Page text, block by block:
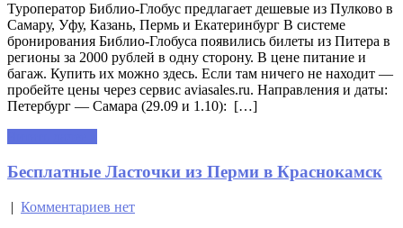
Туроператор Библио-Глобус предлагает дешевые из Пулково в
Самару, Уфу, Казань, Пермь и Екатеринбург В системе
бронирования Библио-Глобуса появились билеты из Питера в
регионы за 2000 рублей в одну сторону. В цене питание и
багаж. Купить их можно здесь. Если там ничего не находит —
пробейте цены через сервис aviasales.ru. Направления и даты:
Петербург — Самара (29.09 и 1.10): […]
Бесплатные Ласточки из Перми в Краснокамск
| Комментариев нет